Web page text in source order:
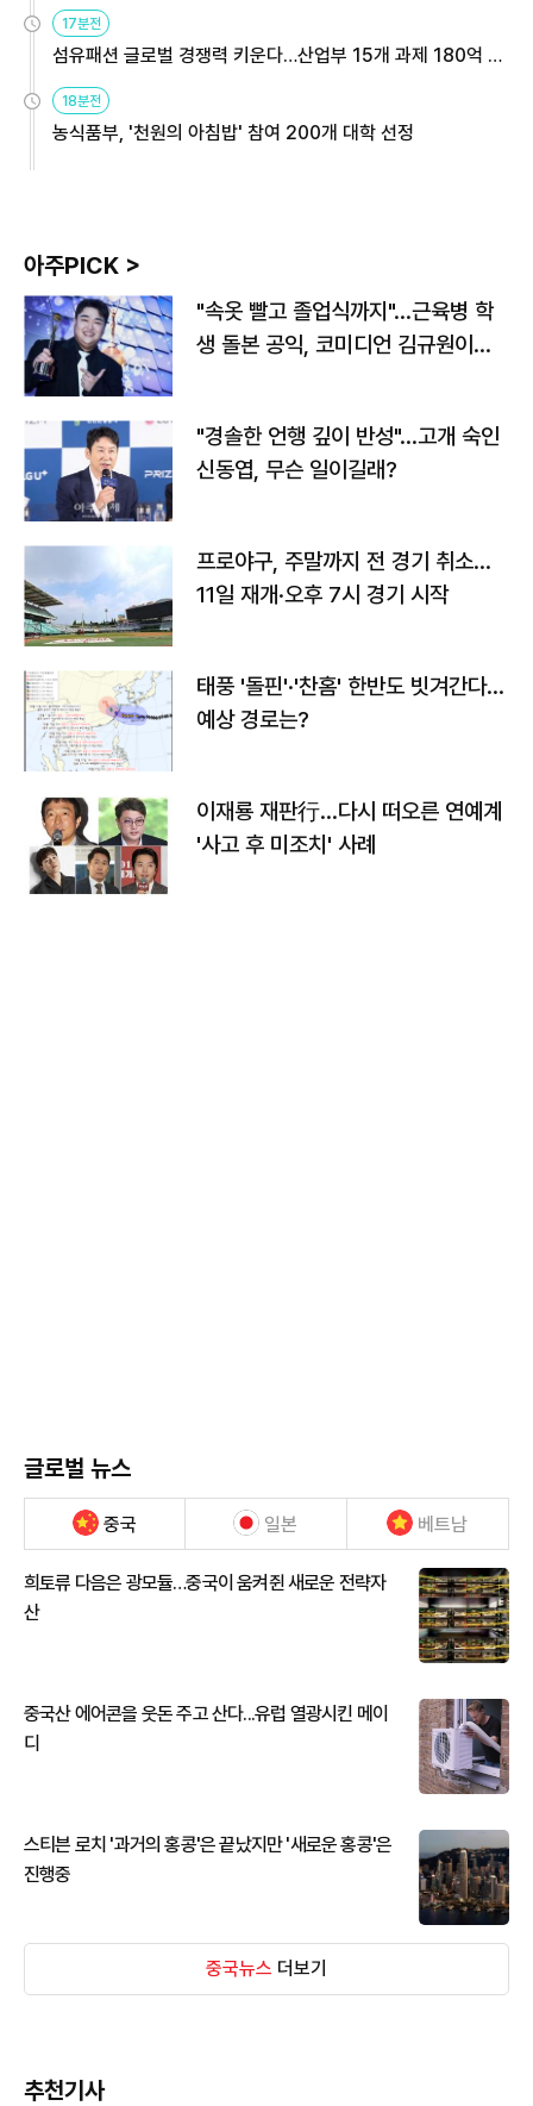
17분전
섬유패션 글로벌 경쟁력 키운다…산업부 15개 과제 180억 지
원
18분전
농식품부, '천원의 아침밥' 참여 200개 대학 선정
아주PICK >
"속옷 빨고 졸업식까지"…근육병 학
생 돌본 공익, 코미디언 김규원이었
"경솔한 언행 깊이 반성"…고개 숙인
신동엽, 무슨 일이길래?
프로야구, 주말까지 전 경기 취소…
11일 재개·오후 7시 경기 시작
태풍 '돌핀'·'찬홈' 한반도 빗겨간다…
예상 경로는?
이재룡 재판行…다시 떠오른 연예계
'사고 후 미조치' 사례
글로벌 뉴스
중국 일본 베트남
희토류 다음은 광모듈…중국이 움켜쥔 새로운 전략자
산
중국산 에어콘을 웃돈 주고 산다...유럽 열광시킨 메이
디
스티븐 로치 '과거의 홍콩'은 끝났지만 '새로운 홍콩'은
진행중
중국뉴스 더보기
추천기사